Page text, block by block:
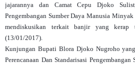
jajarannya dan Camat Cepu Djoko
Pengembangan Sumber Daya Manusia
mendiskusikan terkait banjir yang kerap
(13/01/2017).
Kunjungan Bupati Blora Djoko Nugroho
Perencanaan Dan Standarisasi